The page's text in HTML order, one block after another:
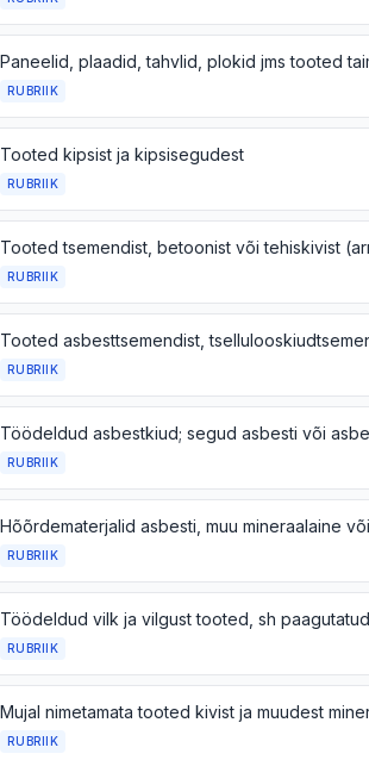
RUBRIIK
Tooted kipsist ja kipsisegudest
RUBRIIK
Tooted tsemendist, betoonist või tehiskivist
RUBRIIK
Tooted asbesttsemendist,
RUBRIIK
RUBRIIK
RUBRIIK
RUBRIIK
RUBRIIK